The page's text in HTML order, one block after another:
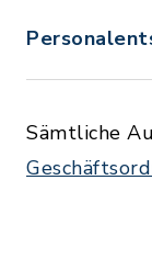
Sämtliche